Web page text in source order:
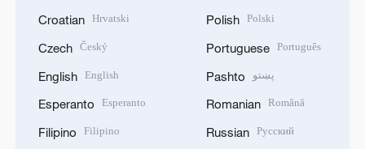
Croatian Hrvatski
Czech Český
English English
Esperanto Esperanto
Filipino Filipino
Polish Polski
Portuguese Português
Pashto پښتو
Romanian Română
Russian Русский